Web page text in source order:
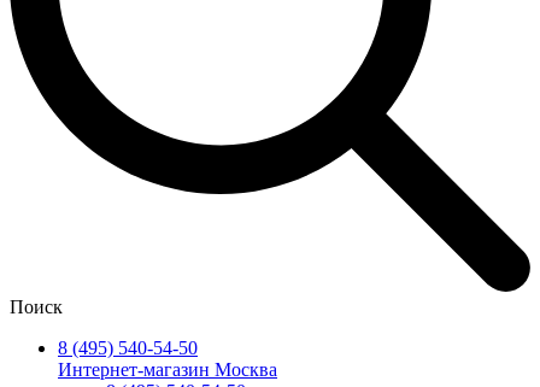
Поиск
8 (495) 540-54-50
Интернет-магазин Москва